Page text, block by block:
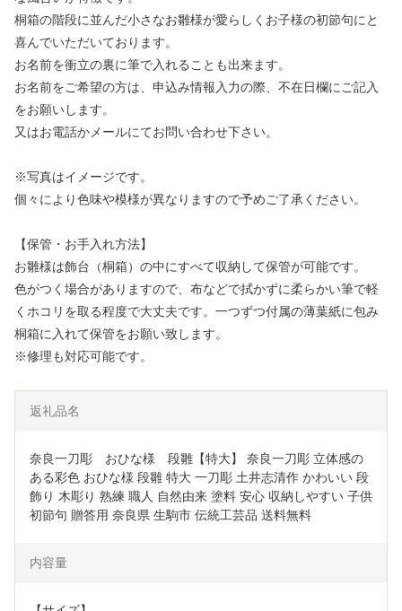
桐箱の階段に並んだ小さなお雛様が愛らしくお子様の初節句にと
喜んでいただいております。
お名前を衝立の裏に筆で入れることも出来ます。
お名前をご希望の方は、申込み情報入力の際、不在日欄にご記入
をお願いします。
又はお電話かメールにてお問い合わせ下さい。
※写真はイメージです。
個々により色味や模様が異なりますので予めご了承ください。
【保管・お手入れ方法】
お雛様は飾台（桐箱）の中にすべて収納して保管が可能です。
色がつく場合がありますので、布などで拭かずに柔らかい筆で軽
くホコリを取る程度で大丈夫です。一つずつ付属の薄葉紙に包み
桐箱に入れて保管をお願い致します。
※修理も対応可能です。
返礼品名
奈良一刀彫　おひな様　段雛【特大】 奈良一刀彫 立体感の
ある彩色 おひな様 段雛 特大 一刀彫 土井志清作 かわいい 段
飾り 木彫り 熟練 職人 自然由来 塗料 安心 収納しやすい 子供
初節句 贈答用 奈良県 生駒市 伝統工芸品 送料無料
内容量